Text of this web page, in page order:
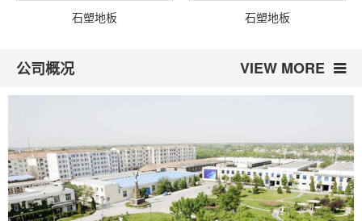
石塑地板 石塑地板
公司概况 VIEW MORE